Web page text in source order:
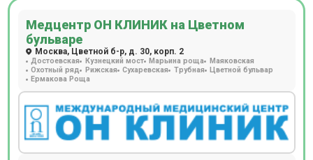
Медцентр ОН КЛИНИК на Цветном
бульваре
Москва, Цветной б-р, д. 30, корп. 2
Достоевская Кузнецкий мост Марьина роща Маяковская
Охотный ряд Рижская Сухаревская Трубная
Цветной бульвар
Ермакова Роща